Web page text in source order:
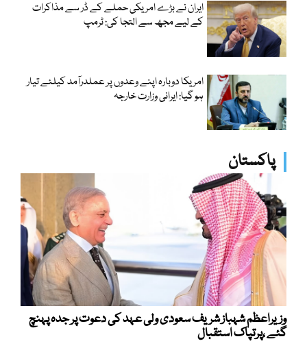
ایران نے بڑے امریکی حملے کے ڈر سے مذاکرات
کے لیے مجھ سے التجا کی: ٹرمپ
امریکا دوبارہ اپنے وعدوں پر عملدرآمد کیلئے تیار
ہو گیا: ایرانی وزارت خارجہ
پاکستان
وزیراعظم شہباز شریف سعودی ولی عہد کی دعوت پر جدہ پہنچ
گئے ،پرتپاک استقبال